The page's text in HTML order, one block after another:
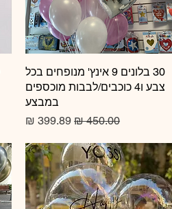
תצוגה מהירה
30 בלונים 9 אינץ' מנופחים בכל
צבע ו4 כוכבים/לבבות מוכספים
במבצע
מחיר רגיל מחיר מבצע